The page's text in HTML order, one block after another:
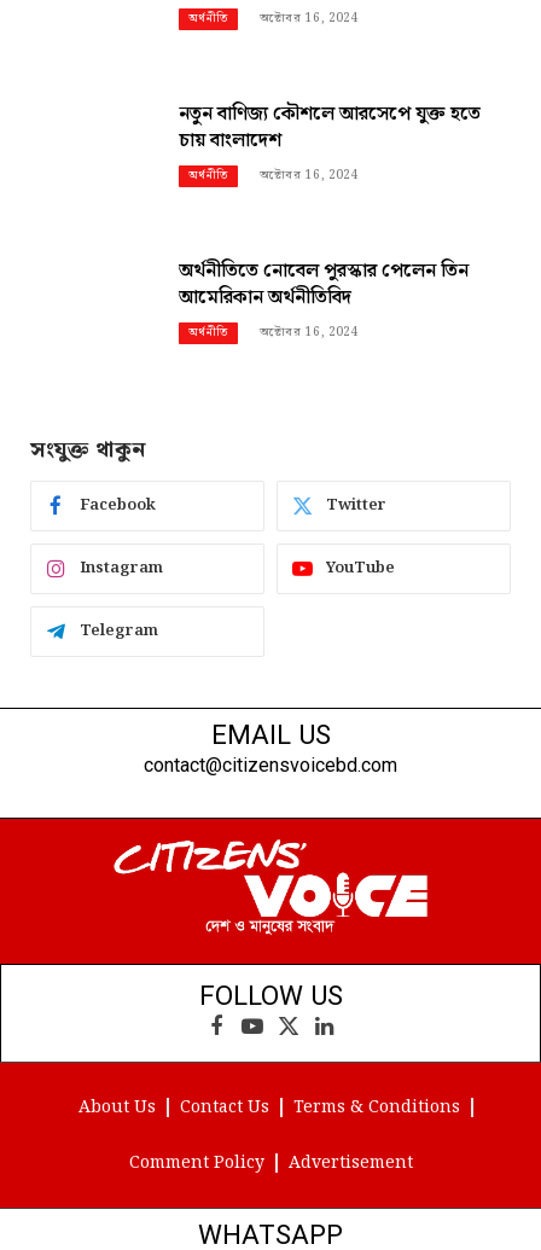
অর্থনীতি অক্টোবর 16, 2024
নতুন বাণিজ্য কৌশলে আরসেপে যুক্ত হতে
চায় বাংলাদেশ
অর্থনীতি অক্টোবর 16, 2024
অর্থনীতিতে নোবেল পুরস্কার পেলেন তিন
আমেরিকান অর্থনীতিবিদ
অর্থনীতি অক্টোবর 16, 2024
সংযুক্ত থাকুন
Facebook Twitter
Instagram YouTube
Telegram
EMAIL US
contact@citizensvoicebd.com
FOLLOW US
Facebook
YouTube
X
(Twitter)
LinkedIn
About Us Contact Us Terms & Conditions
Comment Policy Advertisement
WHATSAPP